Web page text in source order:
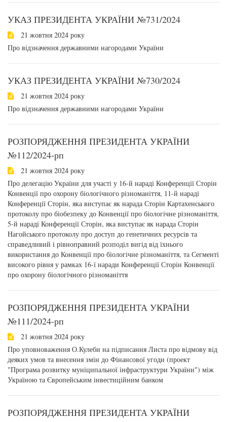
УКАЗ ПРЕЗИДЕНТА УКРАЇНИ №731/2024
21 жовтня 2024 року
Про відзначення державними нагородами України
УКАЗ ПРЕЗИДЕНТА УКРАЇНИ №730/2024
21 жовтня 2024 року
Про відзначення державними нагородами України
РОЗПОРЯДЖЕННЯ ПРЕЗИДЕНТА УКРАЇНИ
№112/2024-рп
21 жовтня 2024 року
Про делегацію України для участі у 16-й нараді Конференції Сторін
Конвенції про охорону біологічного різноманіття, 11-й нараді
Конференції Сторін, яка виступає як нарада Сторін Картахенського
протоколу про біобезпеку до Конвенції про біологічне різноманіття,
5-й нараді Конференції Сторін, яка виступає як нарада Сторін
Нагойського протоколу про доступ до генетичних ресурсів та
справедливий і рівноправний розподіл вигід від їхнього
використання до Конвенції про біологічне різноманіття, та Сегменті
високого рівня у рамках 16-ї наради Конференції Сторін Конвенції
про охорону біологічного різноманіття
РОЗПОРЯДЖЕННЯ ПРЕЗИДЕНТА УКРАЇНИ
№111/2024-рп
21 жовтня 2024 року
Про уповноваження О.Кулеби на підписання Листа про відмову від
деяких умов та внесення змін до Фінансової угоди (проект
"Програма розвитку муніципальної інфраструктури України") між
Україною та Європейським інвестиційним банком
РОЗПОРЯДЖЕННЯ ПРЕЗИДЕНТА УКРАЇНИ